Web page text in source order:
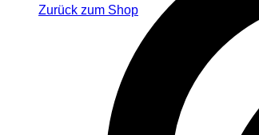
Zurück zum Shop